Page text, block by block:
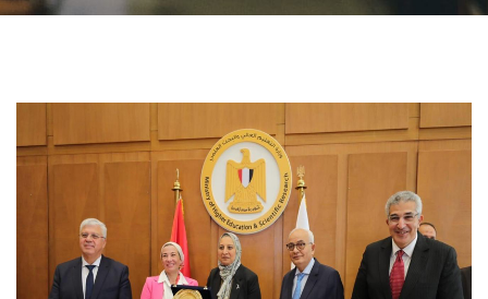
الطلاب
هيئة التدريس
الدراسات العليا
الخريجين